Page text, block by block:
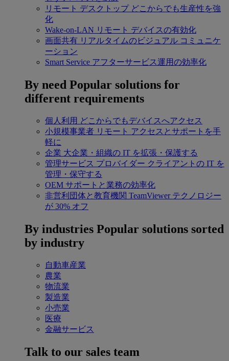
リモート デスクトップ どこからでも生産性を強
化
Wake-on-LAN リモート デバイスの有効化
画面共有 リアルタイムのビジュアル コミュニケ
ーション
Smart Service アフターサービス運用の効率化
By need Popular solutions for
different requirements
個人利用 どこからでもデバイスへアクセス
小規模事業者 リモート アクセスとサポートを手
軽に
企業 大企業・組織の IT を拡張・保護する
管理サービス プロバイダー クライアントの IT を
管理・保守する
OEM サポートと業務の効率化
非営利団体と教育機関 TeamViewer テクノロジー
が 30% オフ
By industries Popular solutions sorted
by industry
自動車産業
農業
物流業
製造業
小売業
医療
金融サービス
Talk to our sales team